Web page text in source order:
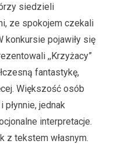
siedzieli
ze spokojem czekali
konkursie pojawiły się
,,Krzyżacy”
fantastykę,
Większość osób
płynnie, jednak
interpretacje.
z tekstem własnym.